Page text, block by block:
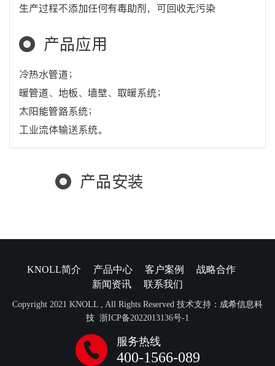
生产过程不添加任何有毒助剂，可回收无污染
产品应用
冷热水管道；
暖管道、地板、墙壁、取暖系统；
太阳能管路系统；
工业流体输送系统。
产品安装
KNOLL简介 产品中心 客户案例
战略合作
新闻资讯
联系我们
Copyright 2021 KNOLL , All Rights Reserved 技术支持： 成希信息科
技 浙ICP备2022013136号-1
服务热线
400-1566-089